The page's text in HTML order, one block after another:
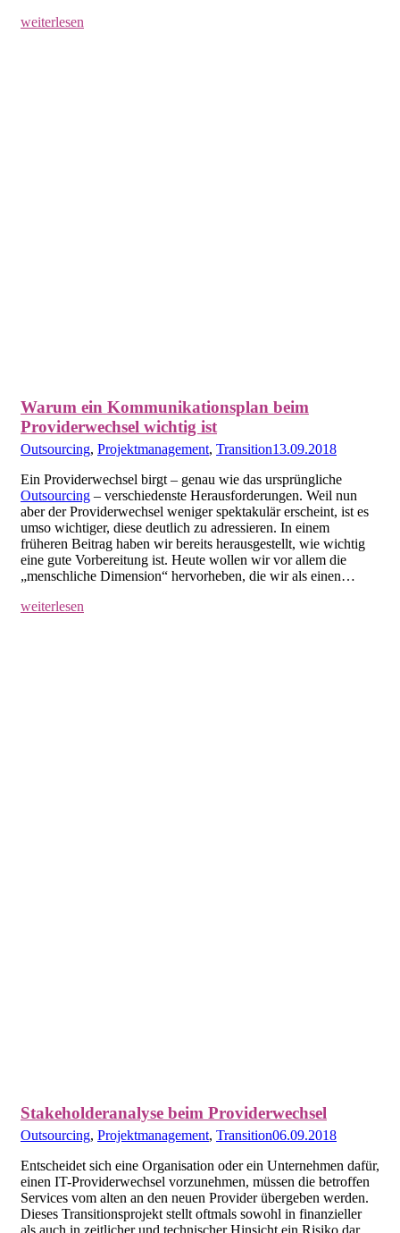
weiterlesen
Warum ein Kommunikationsplan beim
Providerwechsel wichtig ist
Outsourcing, Projektmanagement, Transition13.09.2018
Ein Providerwechsel birgt – genau wie das ursprüngliche
Outsourcing – verschiedenste Herausforderungen. Weil nun
aber der Providerwechsel weniger spektakulär erscheint, ist es
umso wichtiger, diese deutlich zu adressieren. In einem
früheren Beitrag haben wir bereits herausgestellt, wie wichtig
eine gute Vorbereitung ist. Heute wollen wir vor allem die
„menschliche Dimension“ hervorheben, die wir als einen…
weiterlesen
Stakeholderanalyse beim Providerwechsel
Outsourcing, Projektmanagement, Transition06.09.2018
Entscheidet sich eine Organisation oder ein Unternehmen dafür,
einen IT-Providerwechsel vorzunehmen, müssen die betroffen
Services vom alten an den neuen Provider übergeben werden.
Dieses Transitionsprojekt stellt oftmals sowohl in finanzieller